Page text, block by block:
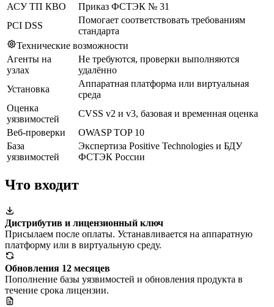
АСУ ТП КВО
Приказ ФСТЭК № 31
PCI DSS
Помогает соответствовать требованиям
стандарта
Технические возможности
Агенты на
узлах
Не требуются, проверки выполняются
удалённо
Установка
Аппаратная платформа или виртуальная
среда
Оценка
уязвимостей
CVSS v2 и v3, базовая и временная оценка
Веб-проверки
OWASP TOP 10
База
уязвимостей
Экспертиза Positive Technologies и БДУ
ФСТЭК России
Что входит
Дистрибутив и лицензионный ключ
Присылаем после оплаты. Устанавливается на аппаратную
платформу или в виртуальную среду.
Обновления 12 месяцев
Пополнение базы уязвимостей и обновления продукта в
течение срока лицензии.